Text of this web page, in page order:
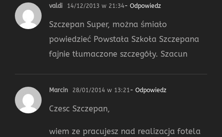
valdi 14/12/2013 w 21:34- Odpowiedz
Szczepan Super, można śmiało
powiedzieć Powstała Szkoła Szczepana
fajnie tłumaczone szczegóły. Szacun
Marcin 28/01/2014 w 13:21- Odpowiedz
Czesc Szczepan,
wiem ze pracujesz nad realizacja fotela